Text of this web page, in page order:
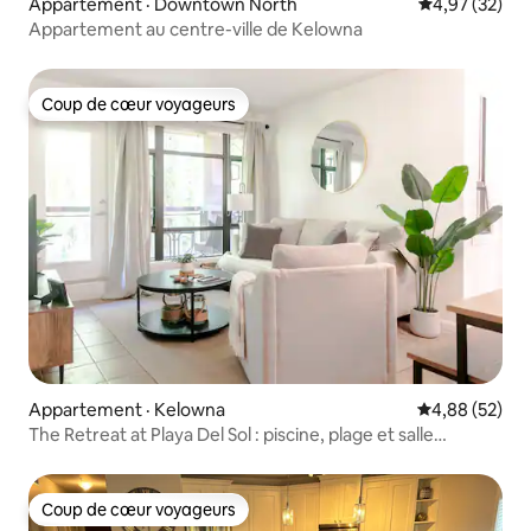
Appartement au centre-ville de Kelowna
Coup de cœur voyageurs
Coup de cœur voyageurs
Appartement · Kelowna Note
4,88 (52)
The Retreat at Playa Del Sol : piscine, plage et salle
Coup de cœur voyageurs
Coup de cœur voyageurs